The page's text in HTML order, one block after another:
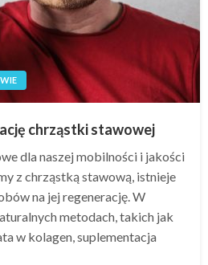
chrząstki stawowej
dla naszej mobilności i jakości
z chrząstką stawową, istnieje
na jej regenerację. W
metodach, takich jak
w kolagen, suplementacja